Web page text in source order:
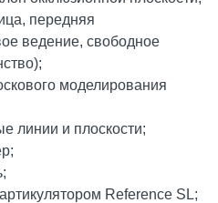
передняя
ведение, свободное
моделирования
линии и плоскости;
Reference SL;